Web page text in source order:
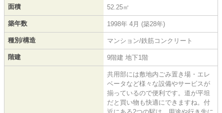
面積 52.25㎡
築年数 1998年 4月 (築28年)
種別/構造 マンション/鉄筋コンクリート
階建 9階建 地下1階
共用部には敷地内ごみ置き場・エレ
ベータなど様々な設備やサービスが
揃っているので便利です。道が平坦
だと買い物も快適にできますね。付